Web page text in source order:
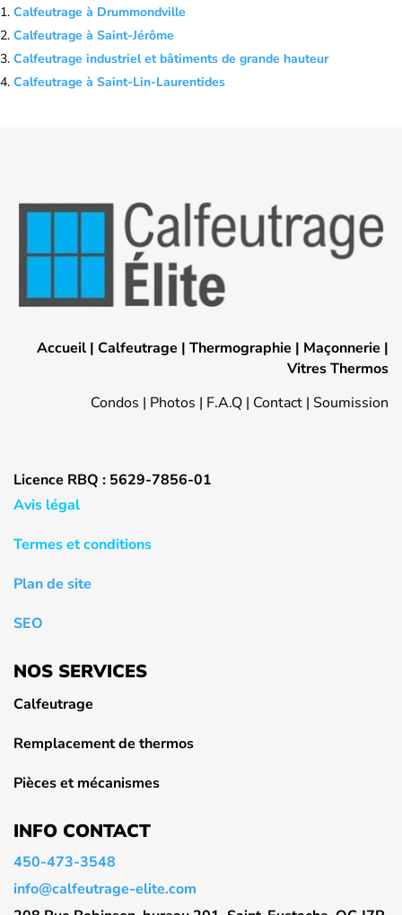
Calfeutrage à Drummondville
Calfeutrage à Saint-Jérôme
Calfeutrage industriel et bâtiments de grande hauteur
Calfeutrage à Saint-Lin-Laurentides
Accueil | Calfeutrage | Thermographie | Maçonnerie |
Vitres Thermos
Condos | Photos | F.A.Q | Contact | Soumission
Licence RBQ : 5629-7856-01
Avis légal
Termes et conditions
Plan de site
SEO
NOS SERVICES
Calfeutrage
Remplacement de thermos
Pièces et mécanismes
INFO CONTACT
450-473-3548
info@calfeutrage-elite.com